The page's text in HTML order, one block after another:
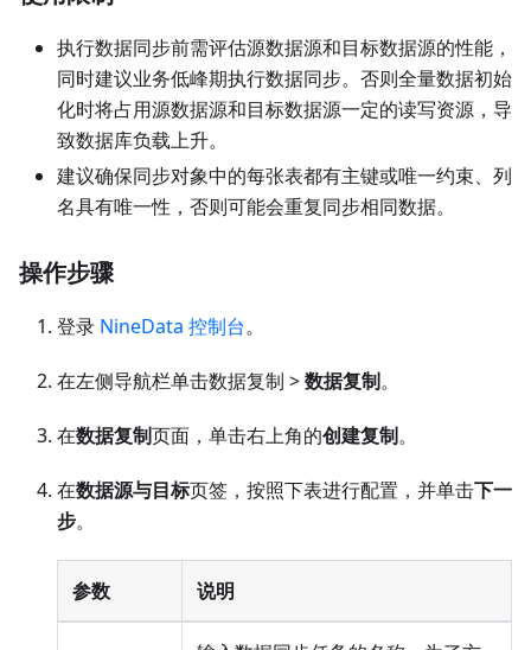
执行数据同步前需评估源数据源和目标数据源的性能，
同时建议业务低峰期执行数据同步。否则全量数据初始
化时将占用源数据源和目标数据源一定的读写资源，导
致数据库负载上升。
建议确保同步对象中的每张表都有主键或唯一约束、列
名具有唯一性，否则可能会重复同步相同数据。
操作步骤
登录 NineData 控制台。
在左侧导航栏单击数据复制 >数据复制。
在数据复制页面，单击右上角的创建复制。
在数据源与目标页签，按照下表进行配置，并单击下一
步。
参数 说明